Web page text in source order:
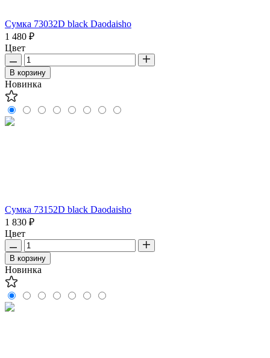
Сумка 73032D black Daodaisho
1 480 ₽
Цвет
В корзину
Новинка
Сумка 73152D black Daodaisho
1 830 ₽
Цвет
В корзину
Новинка